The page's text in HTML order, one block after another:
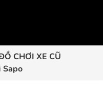
CHƠI XE CŨ
Sapo